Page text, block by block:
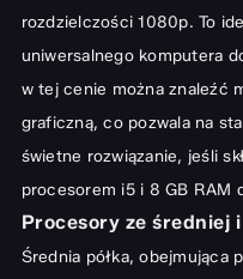
rozdzielczości 1080p. To
uniwersalnego komputera
w tej cenie można znaleźć
graficzną, co pozwala na
świetne rozwiązanie, jeśli
procesorem i5 i 8 GB RAM
Procesory ze średniej
Średnia półka, obejmująca